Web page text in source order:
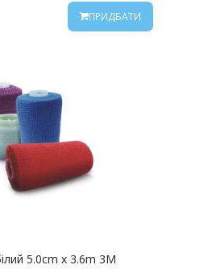
ПРИДБАТИ
5.0cm x 3.6m 3M